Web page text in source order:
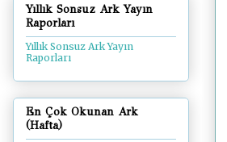
Yıllık Sonsuz Ark Yayın
Raporları
Yıllık Sonsuz Ark Yayın
Raporları
En Çok Okunan Ark
(Hafta)